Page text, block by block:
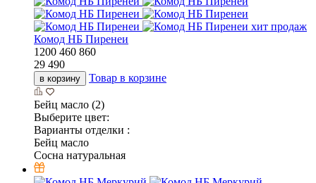
хит продаж
Комод НБ Пиренеи
1200 460 860
29 490
в корзину Товар в корзине
Бейц масло (2)
Выберите цвет:
Варианты отделки :
Бейц масло
Сосна натуральная